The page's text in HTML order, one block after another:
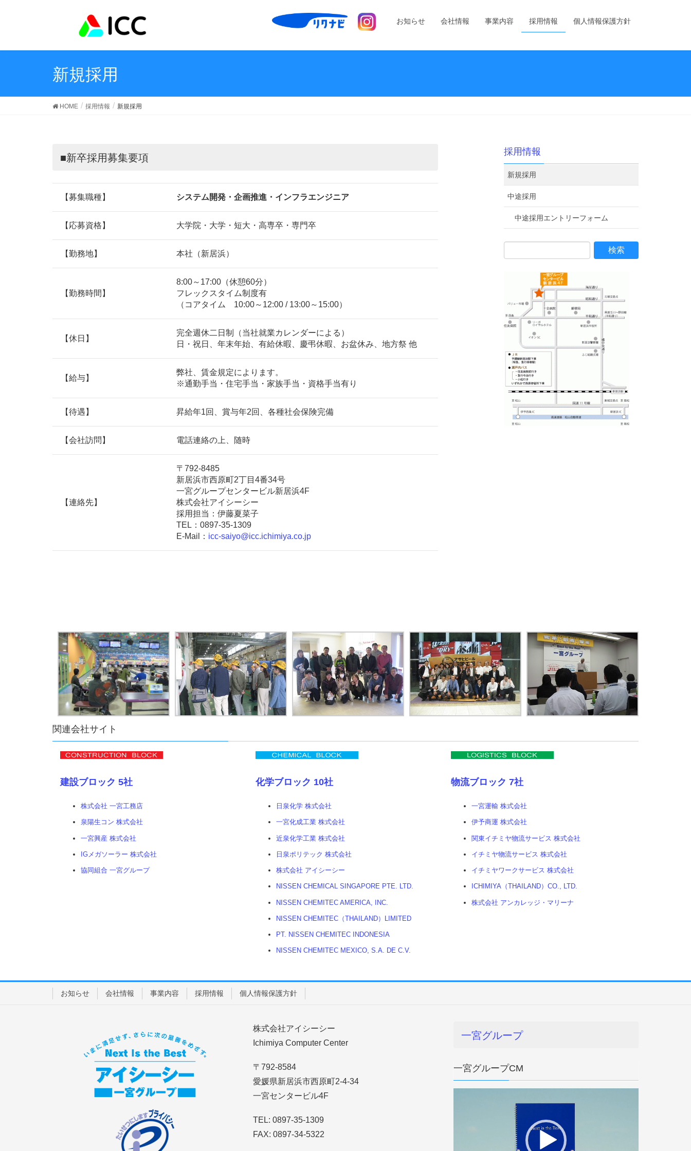
お知らせ 会社情報 事業内容 採用情報 個人情報保護方針
新規採用
HOME 採用情報 新規採用
■新卒採用募集要項
【募集職種】 システム開発・企画推進・インフラエンジニア
【応募資格】 大学院・大学・短大・高専卒・専門卒
【勤務地】 本社（新居浜）
【勤務時間】
8:00～17:00（休憩60分）
フレックスタイム制度有
（コアタイム 10:00～12:00 / 13:00～15:00）
【休日】
完全週休二日制（当社就業カレンダーによる）
日・祝日、年末年始、有給休暇、慶弔休暇、お盆休み、地方祭 他
【給与】
弊社、賃金規定によります。
※通勤手当・住宅手当・家族手当・資格手当有り
【待遇】 昇給年1回、賞与年2回、各種社会保険完備
【会社訪問】 電話連絡の上、随時
【連絡先】
〒792-8485
新居浜市西原町2丁目4番34号
一宮グループセンタービル新居浜4F
株式会社アイシーシー
採用担当：伊藤夏菜子
TEL：0897-35-1309
E-Mail： icc-saiyo@icc.ichimiya.co.jp
採用情報
新規採用
中途採用
中途採用エントリーフォーム
関連会社サイト
建設ブロック 5社
株式会社 一宮工務店
泉陽生コン 株式会社
一宮興産 株式会社
IGメガソーラー 株式会社
協同組合 一宮グループ
化学ブロック 10社
日泉化学 株式会社
一宮化成工業 株式会社
近泉化学工業 株式会社
日泉ポリテック 株式会社
株式会社 アイシーシー
NISSEN CHEMICAL SINGAPORE PTE. LTD.
NISSEN CHEMITEC AMERICA, INC.
NISSEN CHEMITEC（THAILAND）LIMITED
PT. NISSEN CHEMITEC INDONESIA
NISSEN CHEMITEC MEXICO, S.A. DE C.V.
物流ブロック 7社
一宮運輸 株式会社
伊予商運 株式会社
関東イチミヤ物流サービス 株式会社
イチミヤ物流サービス 株式会社
イチミヤワークサービス 株式会社
ICHIMIYA（THAILAND）CO., LTD.
株式会社 アンカレッジ・マリーナ
お知らせ 会社情報 事業内容 採用情報 個人情報保護方針
株式会社アイシーシー
Ichimiya Computer Center
〒792-8584
愛媛県新居浜市西原町2-4-34
一宮センタービル4F
TEL: 0897-35-1309
FAX: 0897-34-5322
一宮グループ
一宮グループCM